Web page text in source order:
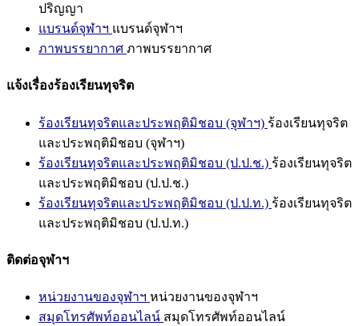
ปริญญา
แบรนด์จุฬาฯ แบรนด์จุฬาฯ
ภาพบรรยากาศ ภาพบรรยากาศ
แจ้งเรื่องร้องเรียนทุจริต
ร้องเรียนทุจริตและประพฤติมิชอบ (จุฬาฯ) ร้องเรียนทุจริต
และประพฤติมิชอบ (จุฬาฯ)
ร้องเรียนทุจริตและประพฤติมิชอบ (ป.ป.ช.) ร้องเรียนทุจริต
และประพฤติมิชอบ (ป.ป.ช.)
ร้องเรียนทุจริตและประพฤติมิชอบ (ป.ป.ท.) ร้องเรียนทุจริต
และประพฤติมิชอบ (ป.ป.ท.)
ติดต่อจุฬาฯ
หน่วยงานของจุฬาฯ หน่วยงานของจุฬาฯ
สมุดโทรศัพท์ออนไลน์ สมุดโทรศัพท์ออนไลน์